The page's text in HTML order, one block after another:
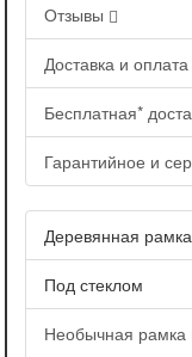
Отзывы
Доставка и оплата
Бесплатная*
Гарантийное и
Деревянная рамка
Под стеклом
Необычная рамка